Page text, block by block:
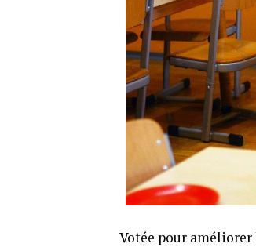
Votée pour